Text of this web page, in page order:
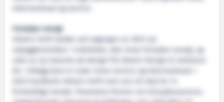
ettermarknad og service.
Fornybar energi
Ulstein Verft hadde ved utgangen av 2023 sju
nybyggkontraktar i ordreboka, alle innan fornybar energi, og
seks av sju baserte på design frå Ulstein Design & Solutions
AS. I tillegg kjem ei auke innan service og ettermarknad. I
forskjellige kundar. Tenestene femner om livssyklusservice,